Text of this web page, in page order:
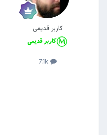
کاربر قدیمی
7.1k